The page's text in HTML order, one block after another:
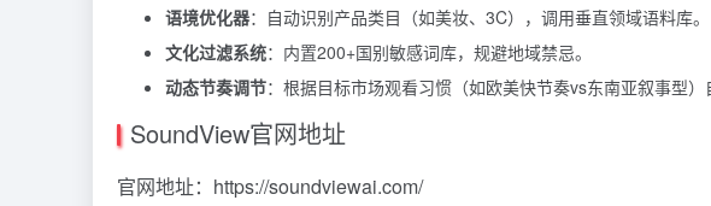
语境优化器：自动识别产品类目（如美妆、3C），调用垂直领域语料库。
文化过滤系统：内置200+国别敏感词库，规避地域禁忌。
动态节奏调节：根据目标市场观看习惯（如欧美快节奏vs东南亚叙事型）
SoundView官网地址
官网地址：https://soundviewai.com/